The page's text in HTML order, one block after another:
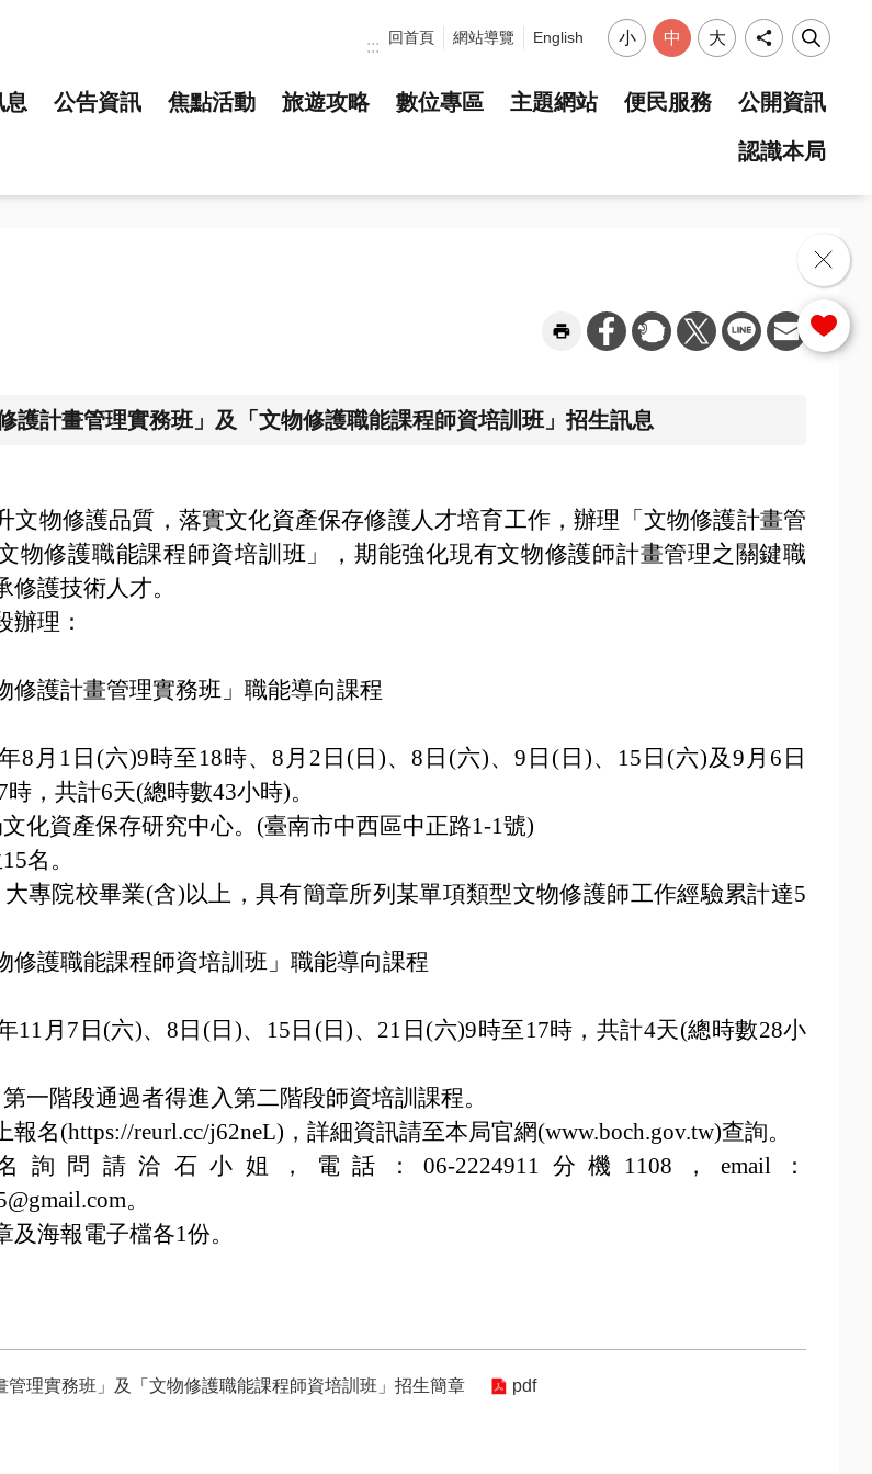
選單
::: 回首頁 網站導覽 English 小 中 大
息 公告資訊 焦點活動 旅遊攻略 數位專區 主題網站 便民服務 公開資訊
認識本局
護計畫管理實務班」及「文物修護職能課程師資培訓班」招生訊息
文物修護品質，落實文化資產保存修護人才培育工作，辦理「文物修護計畫管
物修護職能課程師資培訓班」，期能強化現有文物修護師計畫管理之關鍵職
護技術人才。
辦理：
修護計畫管理實務班」職能導向課程
8月1日(六)9時至18時、8月2日(日)、8日(六)、9日(日)、15日(六)及9月6日
，共計6天(總時數43小時)。
化資產保存研究中心。(臺南市中西區中正路1-1號)
名。
專院校畢業(含)以上，具有簡章所列某單項類型文物修護師工作經驗累計達5
修護職能課程師資培訓班」職能導向課程
11月7日(六)、8日(日)、15日(日)、21日(六)9時至17時，共計4天(總時數28小
一階段通過者得進入第二階段師資培訓課程。
報名(https://reurl.cc/j62neL)，詳細資訊請至本局官網(www.boch.gov.tw)查詢。
詢問請洽石小姐，電話：06-2224911分機1108，email：
。
海報電子檔各1份。
管理實務班」及「文物修護職能課程師資培訓班」招生簡章 pdf